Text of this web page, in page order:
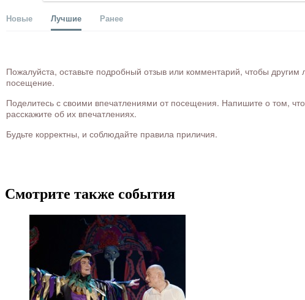
Новые Лучшие Ранее
Пожалуйста, оставьте подробный отзыв или комментарий, чтобы
посещение.
Поделитесь с своими впечатлениями от посещения. Напишите о том,
расскажите об их впечатлениях.
Будьте корректны, и соблюдайте правила приличия.
Смотрите также события